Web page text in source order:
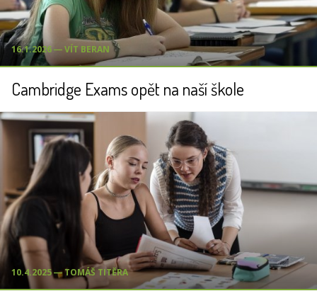
16.1.2026 ― VÍT BERAN
Cambridge Exams opět na naší škole
10.4.2025 ― TOMÁŠ TITĚRA